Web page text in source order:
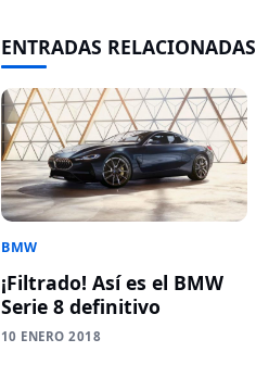
ENTRADAS RELACIONADAS
BMW
¡Filtrado! Así es el BMW
Serie 8 definitivo
10 ENERO 2018